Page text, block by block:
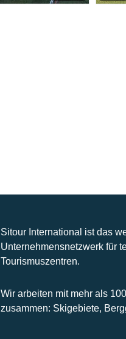
Sitour International ist das
Unternehmensnetzwerk für
Tourismuszentren.
Wir arbeiten mit mehr als
zusammen: Skigebiete,